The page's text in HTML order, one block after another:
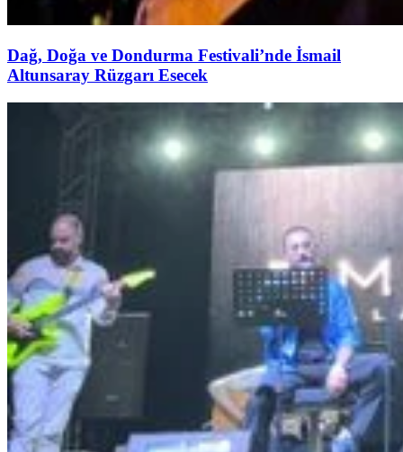
Dağ, Doğa ve Dondurma Festivali’nde İsmail
Altunsaray Rüzgarı Esecek